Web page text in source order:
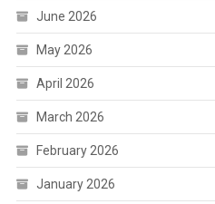
June 2026
May 2026
April 2026
March 2026
February 2026
January 2026